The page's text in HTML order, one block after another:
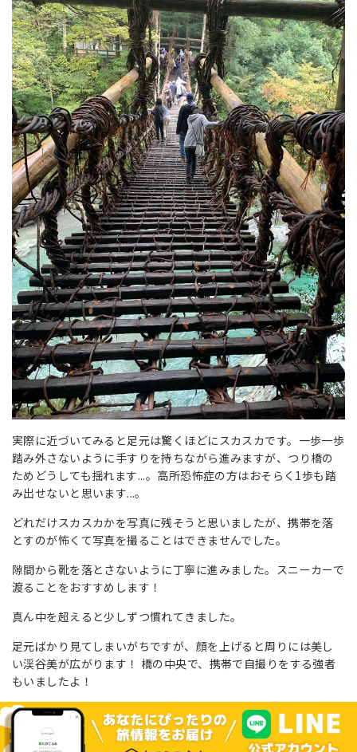
実際に近づいてみると足元は驚くほどにスカスカです。一歩一歩
踏み外さないように手すりを持ちながら進みますが、つり橋の
ためどうしても揺れます...。高所恐怖症の方はおそらく1歩も踏
み出せないと思います...。
どれだけスカスカかを写真に残そうと思いましたが、携帯を落
とすのが怖くて写真を撮ることはできませんでした。
隙間から靴を落とさないように丁寧に進みました。スニーカーで
渡ることをおすすめします！
真ん中を超えると少しずつ慣れてきました。
足元ばかり見てしまいがちですが、顔を上げると周りには美し
い渓谷美が広がります！ 橋の中央で、携帯で自撮りをする強者
もいましたよ！